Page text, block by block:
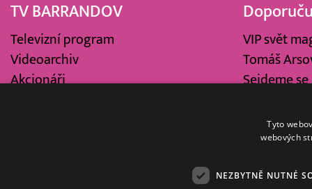
TV BARRANDOV
Televizní program
Videoarchiv
Akcionáři
VIP svět
Tomáš
Sejdeme
SeXoňa
Tyto
webových
NEZBYTNĚ NUTNÉ